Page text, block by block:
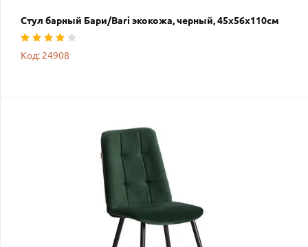
Стул барный Бари/Bari экокожа, черный, 45х56х110см
Код: 24908